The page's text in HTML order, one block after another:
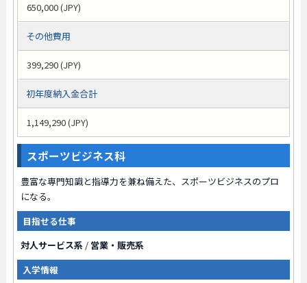
650,000 (JPY)
その他費用
399,290 (JPY)
初年度納入金合計
1,149,290 (JPY)
スポーツビジネス科
豊富な専門知識と指導力を兼ね備えた、スポーツビジネスのプロ
になる。
目指せる仕事
対人サービス系/ 営業・販売系
入学情報